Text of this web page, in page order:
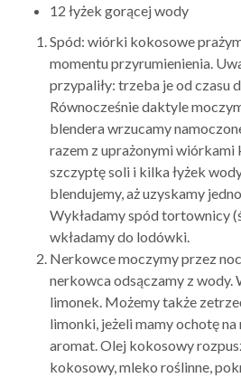
12 łyżek gorącej wody
Spód: wiórki kokosowe
momentu przyrumienienia.
przypaliły: trzeba je od czasu
Równocześnie daktyle
blendera wrzucamy
razem z uprażonymi
szczyptę soli i kilka łyżek
blendujemy, aż uzyskamy
Wykładamy spód tortownicy
wkładamy do lodówki.
Nerkowce moczymy przez
nerkowca odsączamy z wody.
limonek. Możemy także
limonki, jeżeli mamy ochotę
aromat. Olej kokosowy
kokosowy, mleko roślinne,